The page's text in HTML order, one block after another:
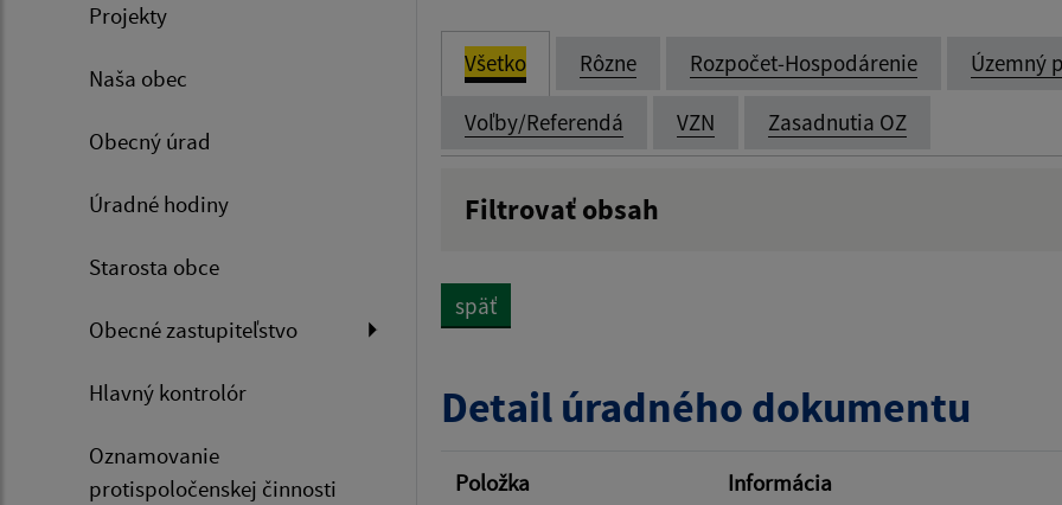
Projekty
Naša obec
Obecný úrad
Úradné hodiny
Starosta obce
Obecné zastupiteľstvo
Hlavný kontrolór
Oznamovanie
protispoločenskej činnosti
Všetko Rôzne Rozpočet-Hospodárenie Územný
Voľby/Referendá VZN Zasadnutia OZ
Filtrovať obsah
Filtrovať
späť
Detail úradného dokumentu
Položka Informácia